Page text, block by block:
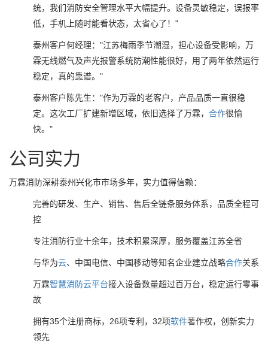
统，我们消防安全管理水平大幅提升。设备灵敏稳定，误报率
低，手机上随时能看状态，太省心了！"
泰州客户何经理："江苏梅雨季节潮湿，担心设备受影响，万
霖无线燃气及声光报警系统防潮性能很好，用了两年依然运行
稳定，真的靠谱。"
泰州客户陈先生："作为万霖的老客户，产品品质一直很稳
定。这次工厂扩建新增区域，依旧选择了万霖， 合作很愉
快。"
公司实力
万霖消防深耕泰州兴化市市场多年，实力值得信赖：
完善的研发、生产、销售、售后全链条服务体系，品质全程可
控
专注消防行业十余年，技术积累深厚，服务覆盖江苏全省
与华为云、中国电信、中国移动等知名企业建立战略合作关系
万霖智慧消防云平台接入设备数量超过百万台，稳定运行零事
故
拥有35个注册商标，26项专利，32项软件著作权，创新实力
领先